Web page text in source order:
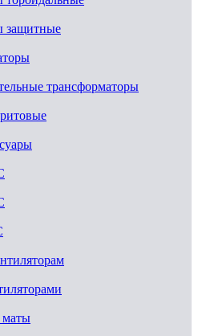
защитные
трансформаторы
маты